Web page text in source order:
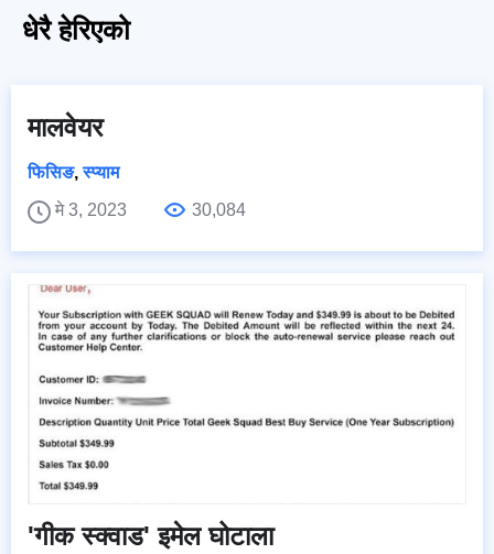
धेरै हेरिएको
मालवेयर
फिसिङ,स्प्याम
मे 3, 2023
30,084
'गीक स्क्वाड' इमेल घोटाला